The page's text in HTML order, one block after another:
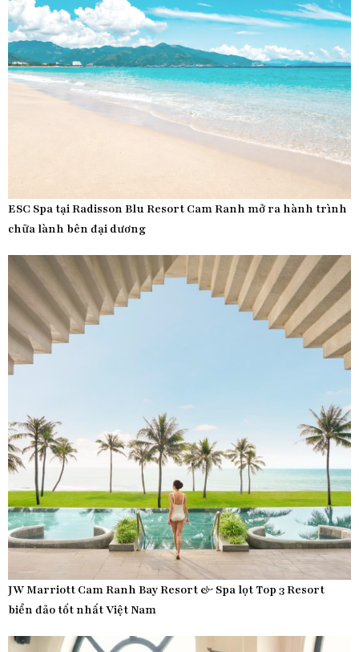
ESC Spa tại Radisson Blu Resort Cam Ranh mở ra hành trình
chữa lành bên đại dương
JW Marriott Cam Ranh Bay Resort & Spa lọt Top 3 Resort
biển đảo tốt nhất Việt Nam